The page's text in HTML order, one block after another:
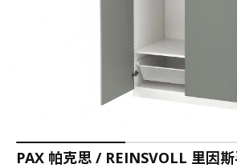
PAX 帕克思 / REINSVOLL 里因